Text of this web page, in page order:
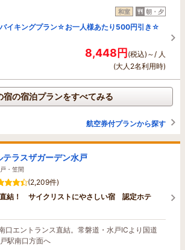
和室 朝・夕
イキングプラン☆お一人様あたり500円引き☆
8,448円(税込)～/ 人
(大人2名利用時)
宿の宿泊プランをすべてみる
航空券付プランから探す
テラスザガーデン水戸
・笠間
(2,209件)
結！ サイクリストにやさしい宿 認定ホテ
口エントランス直結。常磐道・水戸ICより国道
駅南口方面へ